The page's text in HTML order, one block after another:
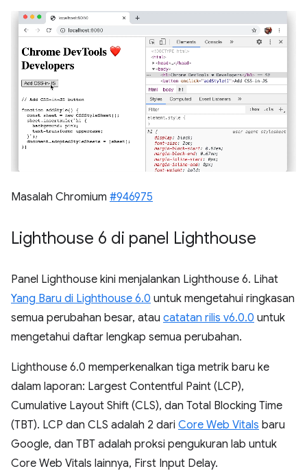
Masalah Chromium #946975
Lighthouse 6 di panel Lighthouse
Panel Lighthouse kini menjalankan Lighthouse 6. Lihat
Yang Baru di Lighthouse 6.0 untuk mengetahui ringkasan
semua perubahan besar, atau catatan rilis v6.0.0 untuk
mengetahui daftar lengkap semua perubahan.
Lighthouse 6.0 memperkenalkan tiga metrik baru ke
dalam laporan: Largest Contentful Paint (LCP),
Cumulative Layout Shift (CLS), dan Total Blocking Time
(TBT). LCP dan CLS adalah 2 dari Core Web Vitals baru
Google, dan TBT adalah proksi pengukuran lab untuk
Core Web Vitals lainnya, First Input Delay.